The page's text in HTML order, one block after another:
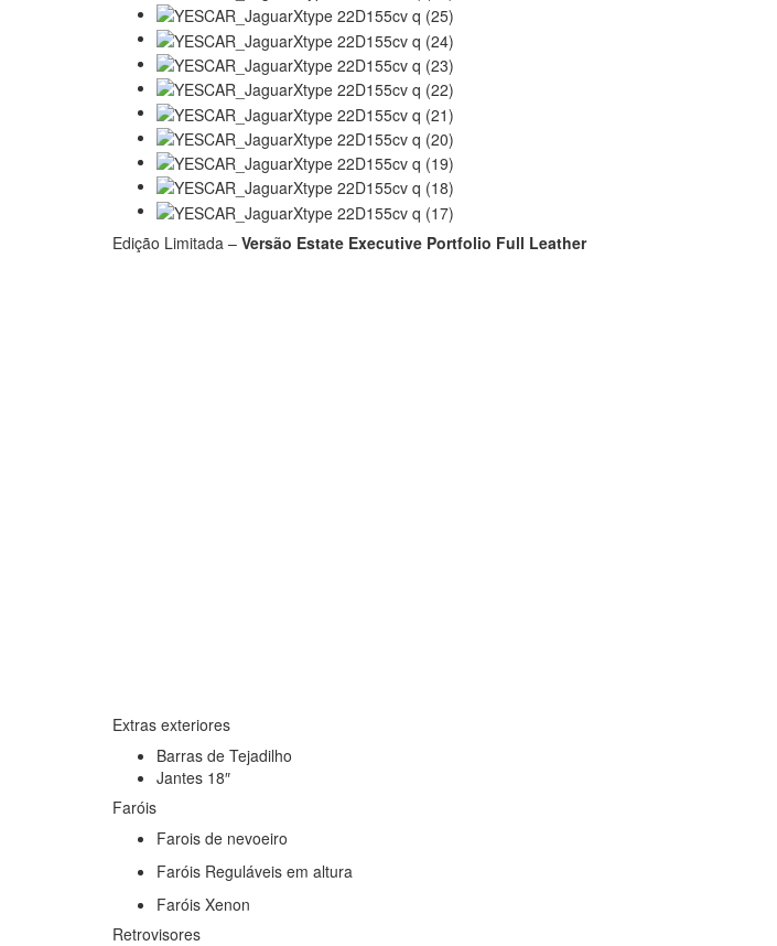
Edição Limitada – Versão Estate Executive Portfolio Full Leather
Extras exteriores
Barras de Tejadilho
Jantes 18″
Faróis
Farois de nevoeiro
Faróis Reguláveis em altura
Faróis Xenon
Retrovisores